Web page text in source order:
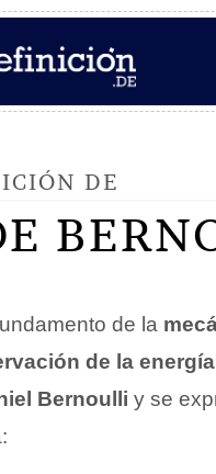
DE
de la
de la energía
Bernoulli y se